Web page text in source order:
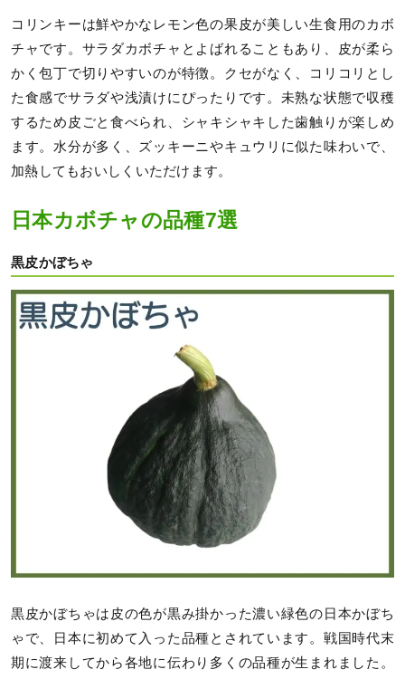
コリンキーは鮮やかなレモン色の果皮が美しい生食用のカボ
チャです。サラダカボチャとよばれることもあり、皮が柔ら
かく包丁で切りやすいのが特徴。クセがなく、コリコリとし
た食感でサラダや浅漬けにぴったりです。未熟な状態で収穫
するため皮ごと食べられ、シャキシャキした歯触りが楽しめ
ます。水分が多く、ズッキーニやキュウリに似た味わいで、
加熱してもおいしくいただけます。
日本カボチャの品種7選
黒皮かぼちゃ
黒皮かぼちゃは皮の色が黒み掛かった濃い緑色の日本かぼち
ゃで、日本に初めて入った品種とされています。戦国時代末
期に渡来してから各地に伝わり多くの品種が生まれました。